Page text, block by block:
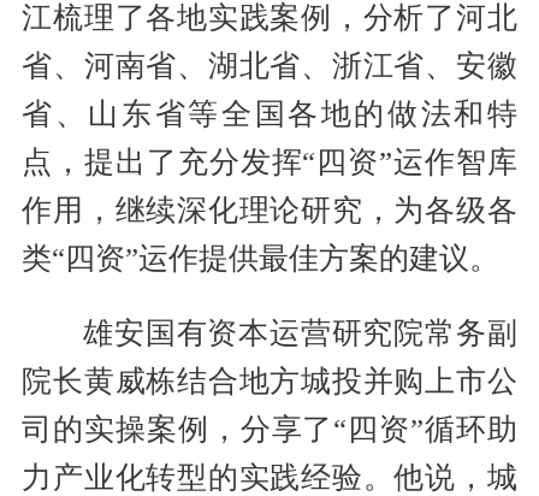
江梳理了各地实践案例，分析了河北
省、河南省、湖北省、浙江省、安徽
省、山东省等全国各地的做法和特
点，提出了充分发挥“四资”运作智库
作用，继续深化理论研究，为各级各
类“四资”运作提供最佳方案的建议。
雄安国有资本运营研究院常务副
院长黄威栋结合地方城投并购上市公
司的实操案例，分享了“四资”循环助
力产业化转型的实践经验。他说，城